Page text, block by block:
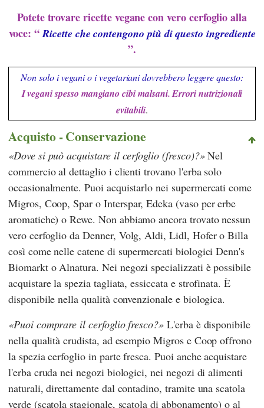
Potete trovare ricette vegane con vero cerfoglio alla
voce: “Ricette che contengono più di questo ingrediente
”.
Non solo i vegani o i vegetariani dovrebbero leggere questo:
I vegani spesso mangiano cibi malsani. Errori nutrizionali
evitabili.
Acquisto - Conservazione
Dove si può acquistare il cerfoglio (fresco)? Nel
commercio al dettaglio i clienti trovano l'erba solo
occasionalmente. Puoi acquistarlo nei supermercati come
Migros, Coop,Spar o Interspar,Edeka (vaso per erbe
aromatiche) oRewe. Non abbiamo ancora trovato nessun
vero cerfoglio daDenner, Volg, Aldi,Lidl, HoferoBilla
così come nelle catene di supermercati biologiciDenn's
Biomarkto Alnatura. Nei negozi specializzati è possibile
acquistare la spezia tagliata, essiccata e strofinata. È
disponibile nella qualità convenzionale e biologica.
Puoi comprare il cerfoglio fresco? L'erba è disponibile
nella qualità crudista, ad esempioMigrose Coop offrono
la spezia cerfoglio in parte fresca. Puoi anche acquistare
l'erba cruda nei negozi biologici, nei negozi di alimenti
naturali, direttamente dal contadino, tramite una scatola
verde (scatola stagionale, scatola di abbonamento) o al